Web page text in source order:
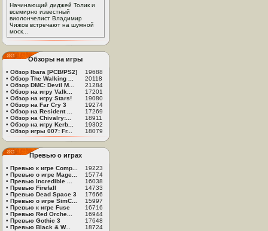
Начинающий диджей Толик и
всемирно известный
виолончелист Владимир
Чижов встречают на шумной
моск...
Обзоры на игры
• Обзор Ibara [PCB/PS2]
19688
• Обзор The Walking ...
20118
• Обзор DMC: Devil M...
21284
• Обзор на игру Valk...
17201
• Обзор на игру Stars!
19080
• Обзор на Far Cry 3
19274
• Обзор на Resident ...
17269
• Обзор на Chivalry:...
18911
• Обзор на игру Kerb...
19302
• Обзор игры 007: Fr... 18079
Превью о играх
• Превью к игре Comp...
19223
• Превью о игре Mage...
15774
• Превью Incredible ...
16038
• Превью Firefall
14733
• Превью Dead Space 3
17666
• Превью о игре SimC...
15997
• Превью к игре Fuse
16716
• Превью Red Orche...
16944
• Превью Gothic 3
17648
• Превью Black & W... 18724